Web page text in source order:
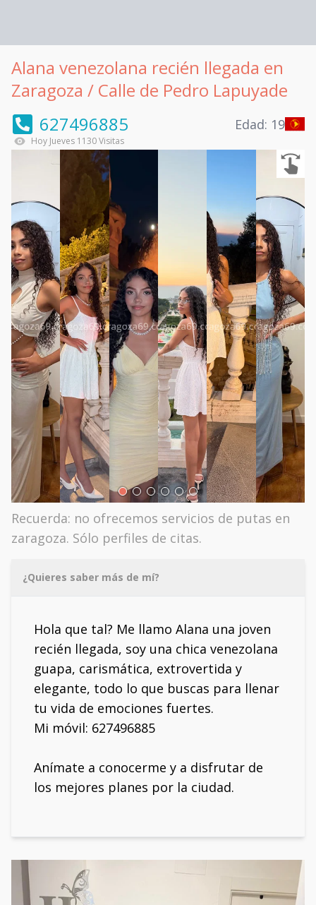
Alana venezolana recién llegada en
Zaragoza / Calle de Pedro Lapuyade
627496885
Edad: 19
Hoy Jueves 1130Visitas
Recuerda: no ofrecemos servicios de putas en
zaragoza. Sólo perfiles de citas.
¿Quieres saber más de mí?
Hola que tal? Me llamo Alana una joven
recién llegada, soy una chica venezolana
guapa, carismática, extrovertida y
elegante, todo lo que buscas para llenar
tu vida de emociones fuertes.
Mi móvil: 627496885
Anímate a conocerme y a disfrutar de
los mejores planes por la ciudad.